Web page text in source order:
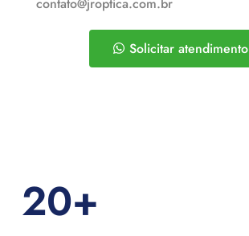
Solicitar atendimento
20+